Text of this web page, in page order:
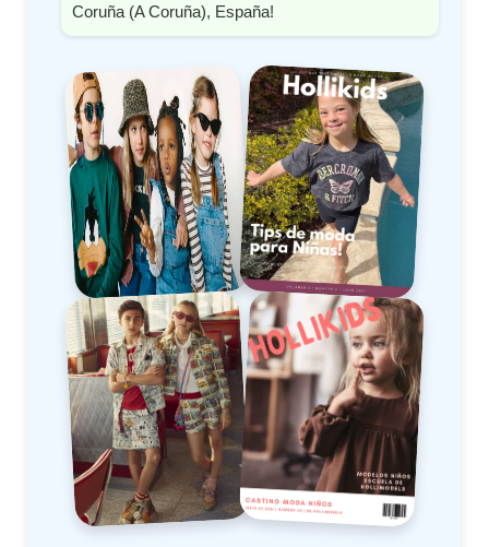
Coruña (A Coruña), España!